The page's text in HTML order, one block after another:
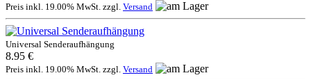
Preis inkl. 19.00% MwSt. zzgl. Versand
Universal Senderaufhängung
8.95 €
Preis inkl. 19.00% MwSt. zzgl. Versand